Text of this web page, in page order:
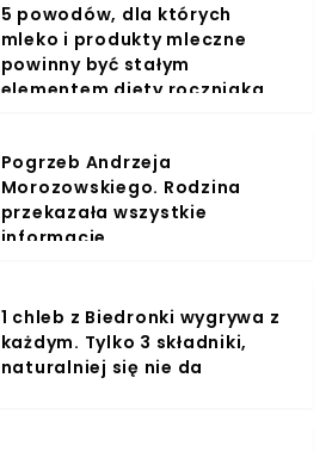
5 powodów, dla których
mleko i produkty mleczne
powinny być stałym
elementem diety roczniaka
Pogrzeb Andrzeja
Morozowskiego. Rodzina
przekazała wszystkie
informacje
1 chleb z Biedronki wygrywa z
każdym. Tylko 3 składniki,
naturalniej się nie da